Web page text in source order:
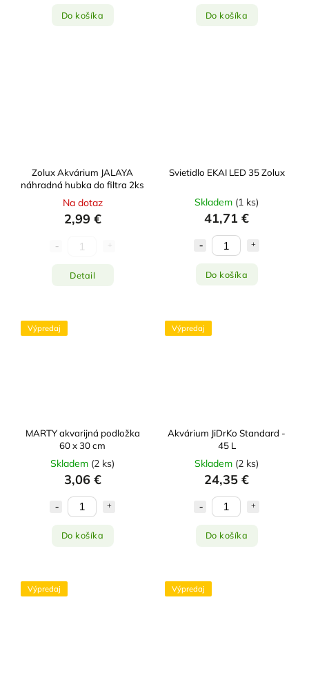
Do košíka Do košíka
Zolux Akvárium JALAYA
náhradná hubka do filtra 2ks
Na dotaz
2,99 €
Detail
Svietidlo EKAI LED 35 Zolux
Skladem (1 ks)
41,71 €
Do košíka
Výpredaj
MARTY akvarijná podložka
60 x 30 cm
Skladem (2 ks)
3,06 €
Do košíka
Výpredaj
Akvárium JiDrKo Standard -
45 L
Skladem (2 ks)
24,35 €
Do košíka
Výpredaj Výpredaj